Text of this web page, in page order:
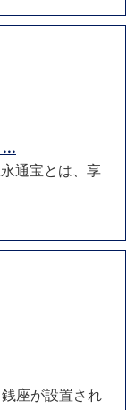
...
通宝とは、享
座が設置され